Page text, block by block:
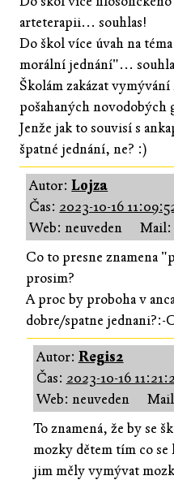
arteterapii... souhlas!
Do škol více úvah na
morální jednání"...
Školám zakázat
pošahaných novodobých
Jenže jak to souvisí s
špatné jednání, ne? :)
Autor:Lojza
Čas: 2023-10-16
Web: neuveden
Mail:
Co to presne znamena
prosim?
A proc by proboha v
dobre/spatne jednani?:-
Autor: Regis2
Čas: 2023-10-16
Web: neuveden
To znamená, že by se
mozky dětem tím co
jim měly vymývat